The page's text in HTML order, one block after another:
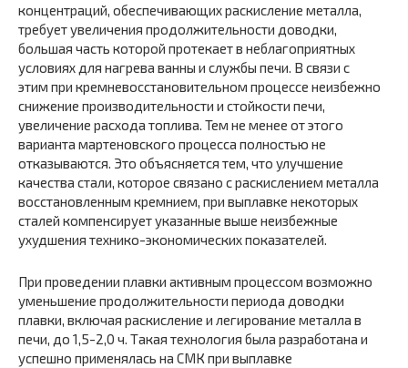
концентраций, обеспечивающих раскисление металла,
требует увеличения продолжительности доводки,
большая часть которой протекает в неблагоприятных
условиях для нагрева ванны и службы печи. В связи с
этим при кремневосстановительном процессе неизбежно
снижение производительности и стойкости печи,
увеличение расхода топлива. Тем не менее от этого
варианта мартеновского процесса полностью не
отказываются. Это объясняется тем, что улучшение
качества стали, которое связано с раскислением металла
восстановленным кремнием, при выплавке некоторых
сталей компенсирует указанные выше неизбежные
ухудшения технико-экономических показателей.
При проведении плавки активным процессом возможно
уменьшение продолжительности периода доводки
плавки, включая раскисление и легирование металла в
печи, до 1,5-2,0 ч. Такая технология была разработана и
успешно применялась на СМК при выплавке